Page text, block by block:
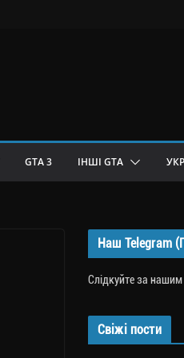
GTA 3 ІНШІ GTA
Наш Telegram
Слідкуйте за нашим
Свіжі пости